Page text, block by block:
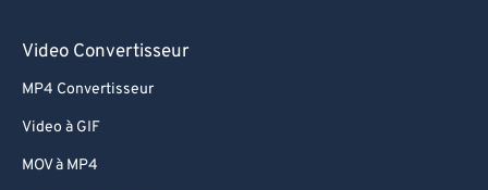
Video Convertisseur
MP4 Convertisseur
Video à GIF
MOV à MP4